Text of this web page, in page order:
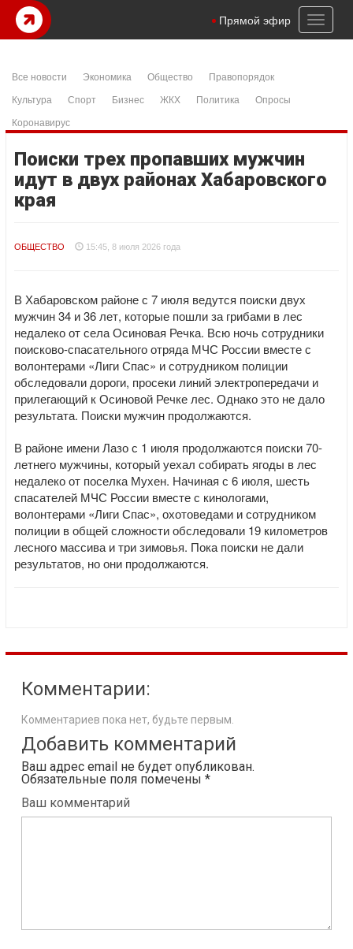
Toggle
Прямой эфир
Все новости Экономика Общество
Правопорядок
Культура
Спорт Бизнес ЖКХ Политика
Опросы
Коронавирус
Поиски трех пропавших мужчин
идут в двух районах Хабаровского
края
ОБЩЕСТВО 15:45, 8 июля 2026 года
В Хабаровском районе с 7 июля ведутся поиски двух
мужчин 34 и 36 лет, которые пошли за грибами в лес
недалеко от села Осиновая Речка. Всю ночь сотрудники
поисково-спасательного отряда МЧС России вместе с
волонтерами «Лиги Спас» и сотрудником полиции
обследовали дороги, просеки линий электропередачи и
прилегающий к Осиновой Речке лес. Однако это не дало
результата. Поиски мужчин продолжаются.
В районе имени Лазо с 1 июля продолжаются поиски 70-
летнего мужчины, который уехал собирать ягоды в лес
недалеко от поселка Мухен. Начиная с 6 июля, шесть
спасателей МЧС России вместе с кинологами,
волонтерами «Лиги Спас», охотоведами и сотрудником
полиции в общей сложности обследовали 19 километров
лесного массива и три зимовья. Пока поиски не дали
результатов, но они продолжаются.
Комментарии:
Комментариев пока нет, будьте первым.
Добавить комментарий
Ваш адрес email не будет опубликован.
Обязательные поля помечены *
Ваш комментарий